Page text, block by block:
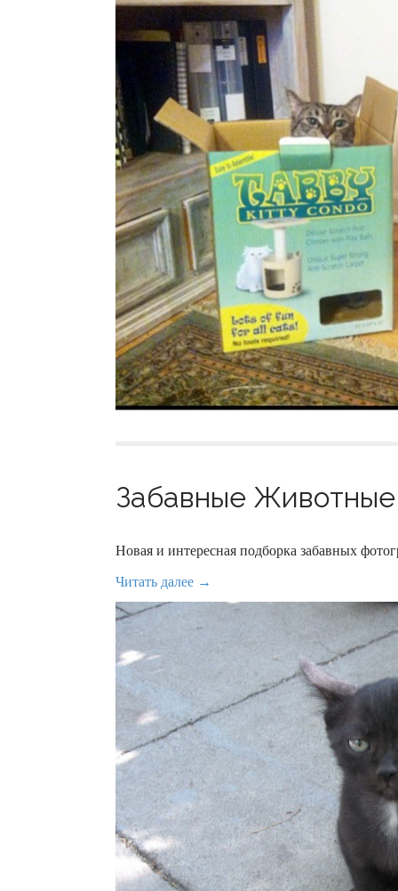
Забавные Животные
Новая и интересная подборка забавных
Читать далее →